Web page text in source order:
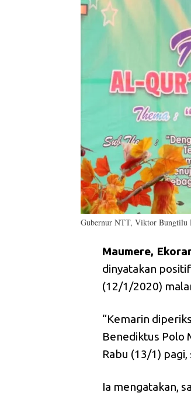
Gubernur NTT, Viktor Bungtilu
Maumere,
dinyatakan positif
(12/1/2020)
“Kemarin
Benediktus Polo
Rabu (13/1)
Ia mengatakan,